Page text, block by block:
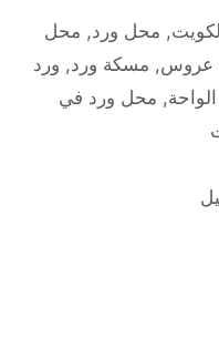
, محل ورد, محل
عروس, مسكة ورد, ورد
, محل ورد في